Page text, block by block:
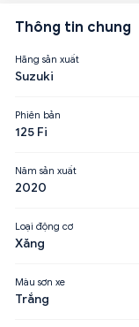
Thông tin chung
Hãng sản xuất
Suzuki
Phiên bản
125 Fi
Năm sản xuất
2020
Loại động cơ
Xăng
Màu sơn xe
Trắng